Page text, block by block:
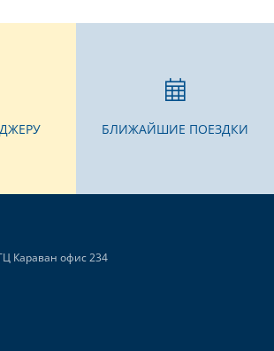
БЛИЖАЙШИЕ ПОЕЗДКИ
Караван офис 234